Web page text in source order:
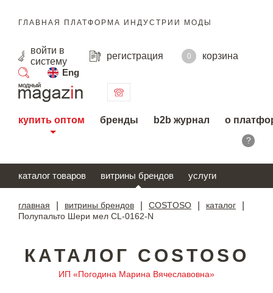
ГЛАВНАЯ ПЛАТФОРМА ИНДУСТРИИ МОДЫ
войти в
систему
регистрация 0
корзина
Eng
поиск
купить оптом бренды b2b журнал о
?
каталог товаров витрины брендов услуги
главная витрины брендов COSTOSO каталог
Полупальто Шери мел CL-0162-N
КАТАЛОГ COSTOSO
ИП «Погодина Марина Вячеславовна»